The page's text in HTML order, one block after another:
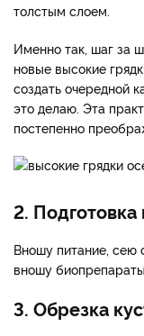
толстым слоем.
Именно так, шаг за
новые высокие
создать очередной
это делаю. Эта
постепенно
2. Подготовка
Вношу питание, сею
вношу
3. Обрезка